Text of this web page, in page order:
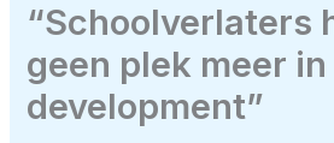
“Schoolverlaters
geen plek meer
development”